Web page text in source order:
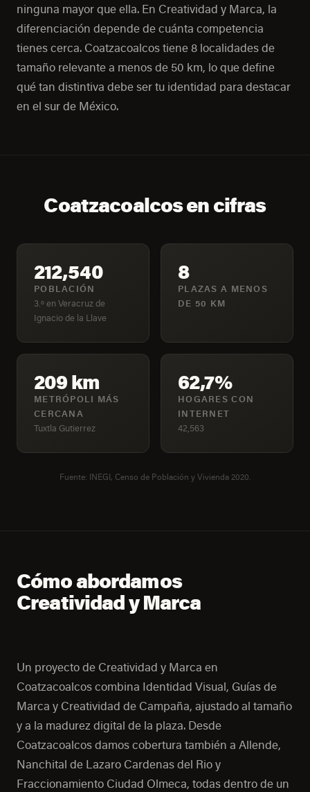
ninguna mayor que ella. En Creatividad y Marca, la
diferenciación depende de cuánta competencia
tienes cerca. Coatzacoalcos tiene 8 localidades de
tamaño relevante a menos de 50 km, lo que define
qué tan distintiva debe ser tu identidad para destacar
en el sur de México.
Coatzacoalcos en cifras
212,540
POBLACIÓN
3.º en Veracruz de
Ignacio de la Llave
8
PLAZAS A MENOS
DE 50 KM
209 km
METRÓPOLI MÁS
CERCANA
Tuxtla Gutierrez
62,7%
HOGARES CON
INTERNET
42,563
Fuente: INEGI, Censo de Población y Vivienda 2020.
Cómo abordamos
Creatividad y Marca
Un proyecto de Creatividad y Marca en
Coatzacoalcos combina Identidad Visual, Guías de
Marca y Creatividad de Campaña, ajustado al tamaño
y a la madurez digital de la plaza. Desde
Coatzacoalcos damos cobertura también a Allende,
Nanchital de Lazaro Cardenas del Rio y
Fraccionamiento Ciudad Olmeca, todas dentro de un